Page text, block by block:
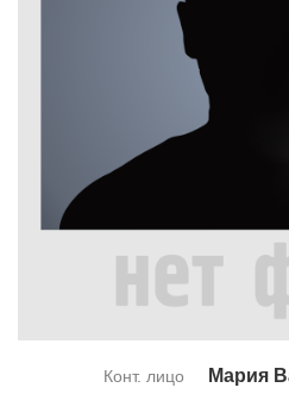
Конт. лицо Ма­рия